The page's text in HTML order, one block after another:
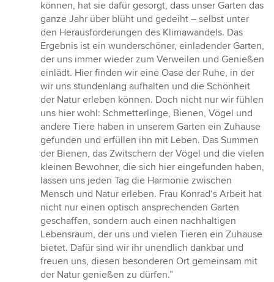
können, hat sie dafür gesorgt, dass unser Garten das
ganze Jahr über blüht und gedeiht – selbst unter
den Herausforderungen des Klimawandels. Das
Ergebnis ist ein wunderschöner, einladender Garten,
der uns immer wieder zum Verweilen und Genießen
einlädt. Hier finden wir eine Oase der Ruhe, in der
wir uns stundenlang aufhalten und die Schönheit
der Natur erleben können. Doch nicht nur wir fühlen
uns hier wohl: Schmetterlinge, Bienen, Vögel und
andere Tiere haben in unserem Garten ein Zuhause
gefunden und erfüllen ihn mit Leben. Das Summen
der Bienen, das Zwitschern der Vögel und die vielen
kleinen Bewohner, die sich hier eingefunden haben,
lassen uns jeden Tag die Harmonie zwischen
Mensch und Natur erleben. Frau Konrad‘s Arbeit hat
nicht nur einen optisch ansprechenden Garten
geschaffen, sondern auch einen nachhaltigen
Lebensraum, der uns und vielen Tieren ein Zuhause
bietet. Dafür sind wir ihr unendlich dankbar und
freuen uns, diesen besonderen Ort gemeinsam mit
der Natur genießen zu dürfen.”